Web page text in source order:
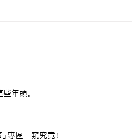
年頭。
專區一窺究竟！